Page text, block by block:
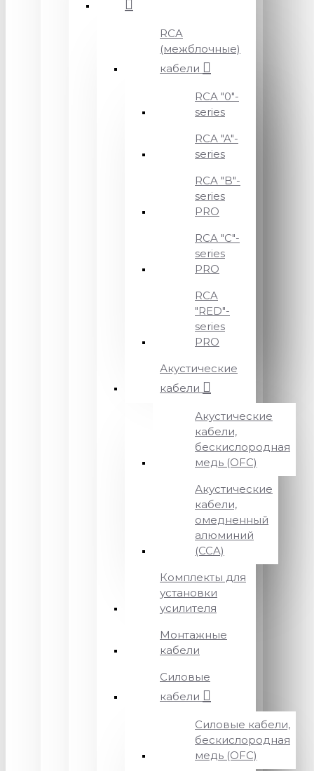
RCA
(межблочные)
кабели
RCA "0"-
series
RCA "A"-
series
RCA "B"-
series
PRO
RCA "C"-
series
PRO
RCA
"RED"-
series
PRO
Акустические
кабели
Акустические
кабели,
бескислородная
медь (OFC)
Акустические
кабели,
омедненный
алюминий
(CCA)
Комплекты для
установки
усилителя
Монтажные
кабели
Силовые
кабели
Силовые кабели,
бескислородная
медь (OFC)